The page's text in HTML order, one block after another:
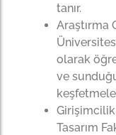
Araştırma
olarak
ve
Tasarım